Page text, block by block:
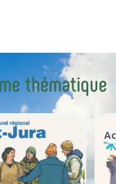
thématique